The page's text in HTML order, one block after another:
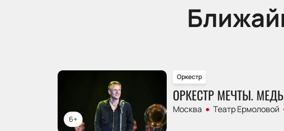
6+
Оркестр
ОРКЕСТР МЕЧТЫ. МЕДЬ
Москва Театр Ермоловой